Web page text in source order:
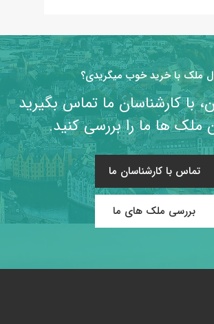
ملک با خرید خوب میگریدی؟
با کارشناسان ما تماس بگیرید
ملک ها ما را بررسی کنید.
تماس با کارشناسان ما
بررسی ملک های ما